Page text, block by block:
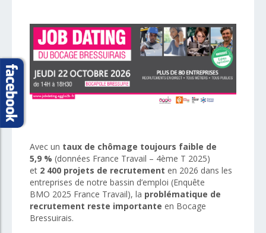
Avec un taux de chômage toujours faible de
5,9 % (données France Travail – 4ème T 2025)
et 2 400 projets de recrutement en 2026 dans les
entreprises de notre bassin d’emploi (Enquête
BMO 2025 France Travail), la problématique de
recrutement reste importante en Bocage
Bressuirais.